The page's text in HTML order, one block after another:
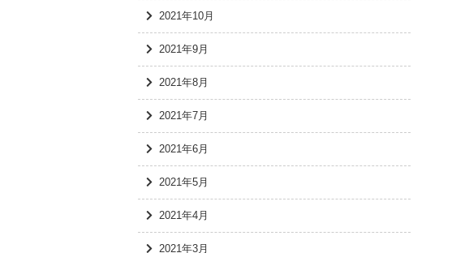
2021年10月
2021年9月
2021年8月
2021年7月
2021年6月
2021年5月
2021年4月
2021年3月